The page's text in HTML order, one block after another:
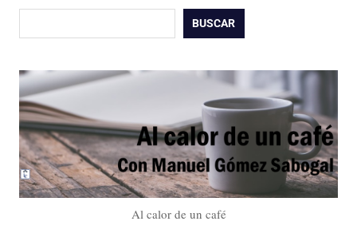
BUSCAR
Al calor de un café